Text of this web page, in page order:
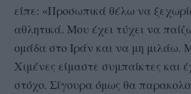
είπε: «Προσωπικά θέλω να
αθλητικά. Μου έχει τύχει να
ομάδα στο Ιράν και να μη μιλάω.
Χιμένες είμαστε συμπαίκτες και
στόχο. Σίγουρα όμως θα